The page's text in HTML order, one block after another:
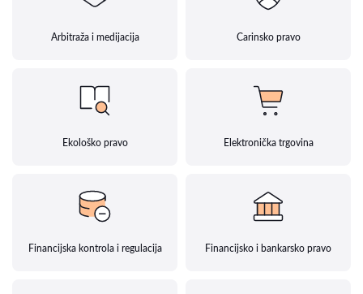
Arbitraža i medijacija Carinsko pravo
Ekološko pravo Elektronička trgovina
Financijska kontrola i regulacija Financijsko i bankarsko pravo